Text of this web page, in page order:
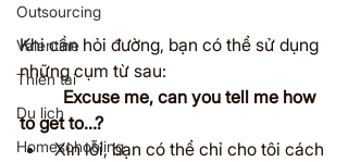
Outsourcing
Valentine
Thiên tai
Du lịch
Homeschooling
và chỉ đường
Khi cần hỏi đường, bạn có thể sử dụng
những cụm từ sau:
to get to...?
Xin lỗi, bạn có thể chỉ cho tôi cách